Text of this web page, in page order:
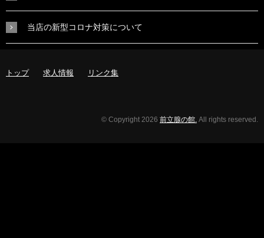
当店の新型コロナ対策について
トップ 求人情報 リンク集
© Copyright 2026 前立腺の館. All rights reserved.